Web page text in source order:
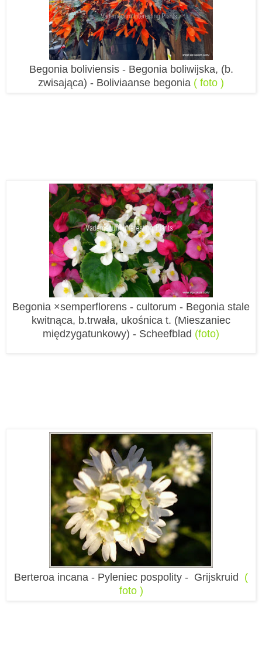
Begonia boliviensis - Begonia boliwijska, (b.
zwisająca) - Boliviaanse begonia ( foto )
Begonia ×semperflorens - cultorum - Begonia stale
kwitnąca, b.trwała, ukośnica t. (Mieszaniec
międzygatunkowy) - Scheefblad (foto)
Berteroa incana - Pyleniec pospolity - Grijskruid (
foto )